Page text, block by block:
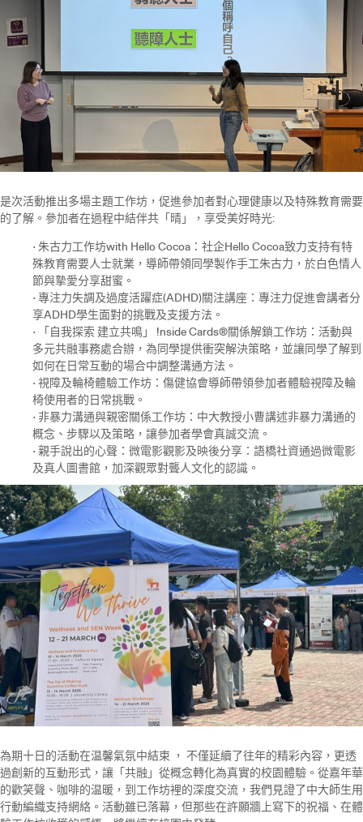
是次活動推出多場主題工作坊，促進參加者對心理健康以及特殊教育需要
的了解。參加者在過程中結伴共「晴」，享受美好時光:
• 朱古力工作坊with Hello Cocoa：社企Hello Cocoa致力支持有特
殊教育需要人士就業，導師帶領同學製作手工朱古力，於白色情人
節與摯愛分享甜蜜。
• 專注力失調及過度活躍症(ADHD)關注講座：專注力促進會講者分
享ADHD學生面對的挑戰及支援方法。
• 「自我探索 建立共鳴」 !nside Cards®關係解鎖工作坊：活動與
多元共融事務處合辦，為同學提供衝突解決策略，並讓同學了解到
如何在日常互動的場合中調整溝通方法。
• 視障及輪椅體驗工作坊：傷健協會導師帶領參加者體驗視障及輪
椅使用者的日常挑戰。
• 非暴力溝通與親密關係工作坊：中大教授小曹講述非暴力溝通的
概念、步驟以及策略，讓參加者學會真誠交流。
• 親手說出的心聲：微電影觀影及映後分享：語橋社資通過微電影
及真人圖書館，加深觀眾對聾人文化的認識。
為期十日的活動在温馨氣氛中結束 ， 不僅延續了往年的精彩內容，更透
過創新的互動形式，讓「共融」從概念轉化為真實的校園體驗。從嘉年華
的歡笑聲、咖啡的温暖，到工作坊裡的深度交流，我們見證了中大師生用
行動編織支持網絡。活動雖已落幕，但那些在許願牆上寫下的祝福、在體